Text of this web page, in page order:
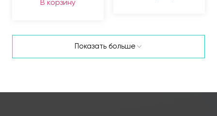
В корзину
Показать больше